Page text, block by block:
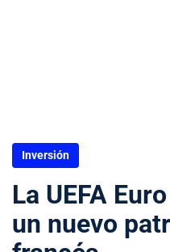
Inversión
La UEFA
un nuevo